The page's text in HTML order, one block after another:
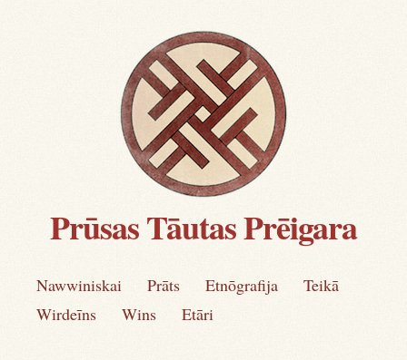
Prūsas Tāutas Prēigara
Main menu
content
Nawwiniskai Prāts Etnōgrafija
Teikā
Wirdeīns
Wins Etāri